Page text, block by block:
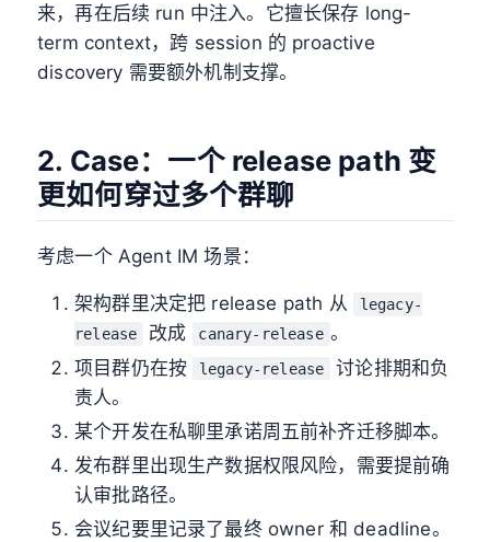
来，再在后续 run 中注入。它擅长保存 long-
term context，跨 session 的 proactive
discovery 需要额外机制支撑。
2. Case：一个 release path 变
更如何穿过多个群聊
考虑一个 Agent IM 场景：
架构群里决定把 release path 从
legacy-
release
改成 canary-release 。
项目群仍在按
legacy-release
讨论排期和负
责人。
某个开发在私聊里承诺周五前补齐迁移脚本。
发布群里出现生产数据权限风险，需要提前确
认审批路径。
会议纪要里记录了最终 owner 和 deadline。